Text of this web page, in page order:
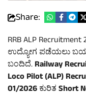
Share:
RRB ALP
ಉದ್ಯೋಗ ಪಡೆಯಲು
ಬಂದಿದೆ.Railway
Loco Pilot (ALP)
01/2026ಕುರಿತShort